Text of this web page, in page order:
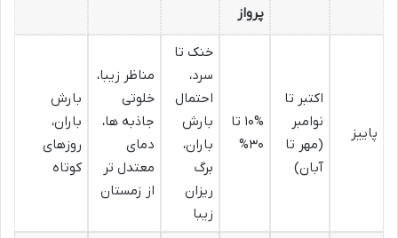
پرواز
پاییز
اکتبر تا
نوامبر
(مهر تا
آبان)
۱۰% تا
۳۰%
خنک تا
سرد،
احتمال
بارش
باران،
برگ
ریزان
زیبا
مناظر زیبا،
خلوتی
جاذبه ها،
دمای
معتدل تر
از زمستان
بارش
باران،
روزهای
کوتاه